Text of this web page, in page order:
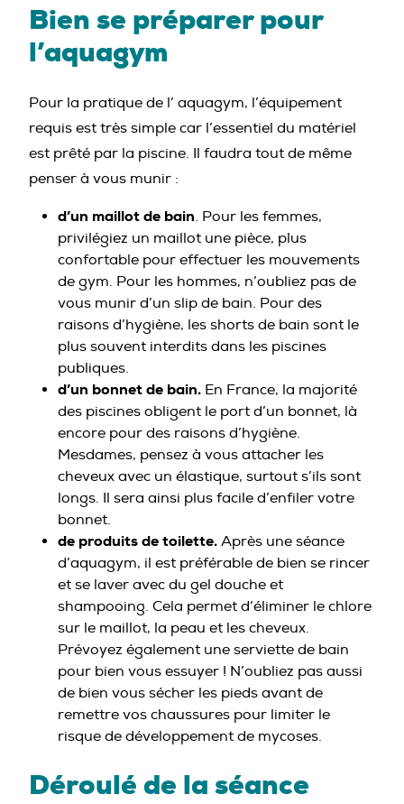
Bien se préparer pour
l’aquagym
Pour la pratique de l’ aquagym, l’équipement
requis est très simple car l’essentiel du matériel
est prêté par la piscine. Il faudra tout de même
penser à vous munir :
d’un maillot de bain. Pour les femmes,
privilégiez un maillot une pièce, plus
confortable pour effectuer les mouvements
de gym. Pour les hommes, n’oubliez pas de
vous munir d’un slip de bain. Pour des
raisons d’hygiène, les shorts de bain sont le
plus souvent interdits dans les piscines
publiques.
d’un bonnet de bain. En France, la majorité
des piscines obligent le port d’un bonnet, là
encore pour des raisons d’hygiène.
Mesdames, pensez à vous attacher les
cheveux avec un élastique, surtout s’ils sont
longs. Il sera ainsi plus facile d’enfiler votre
bonnet.
de produits de toilette. Après une séance
d’aquagym, il est préférable de bien se rincer
et se laver avec du gel douche et
shampooing. Cela permet d’éliminer le chlore
sur le maillot, la peau et les cheveux.
Prévoyez également une serviette de bain
pour bien vous essuyer ! N’oubliez pas aussi
de bien vous sécher les pieds avant de
remettre vos chaussures pour limiter le
risque de développement de mycoses.
Déroulé de la séance